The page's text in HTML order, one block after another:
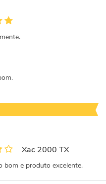
Xac 2000 TX
bom e produto excelente.